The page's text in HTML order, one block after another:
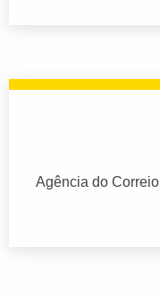
Agência do Correio